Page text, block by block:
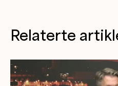
Relaterte